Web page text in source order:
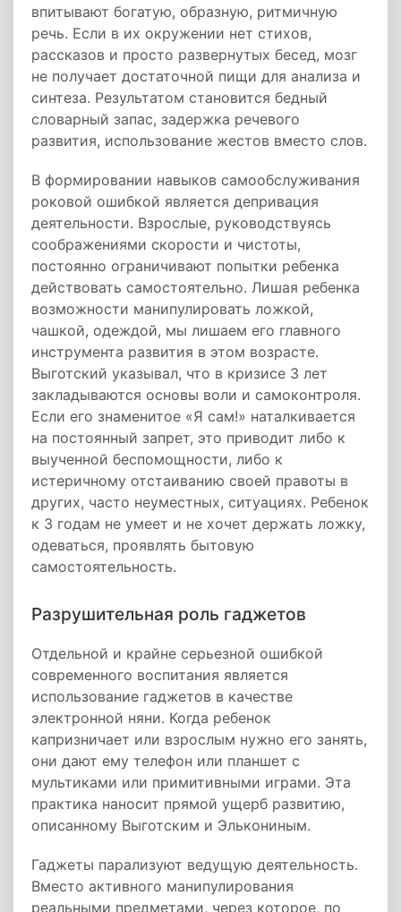
впитывают богатую, образную, ритмичную
речь. Если в их окружении нет стихов,
рассказов и просто развернутых бесед, мозг
не получает достаточной пищи для анализа и
синтеза. Результатом становится бедный
словарный запас, задержка речевого
развития, использование жестов вместо слов.
В формировании навыков самообслуживания
роковой ошибкой является депривация
деятельности. Взрослые, руководствуясь
соображениями скорости и чистоты,
постоянно ограничивают попытки ребенка
действовать самостоятельно. Лишая ребенка
возможности манипулировать ложкой,
чашкой, одеждой, мы лишаем его главного
инструмента развития в этом возрасте.
Выготский указывал, что в кризисе 3 лет
закладываются основы воли и самоконтроля.
Если его знаменитое «Я сам!» наталкивается
на постоянный запрет, это приводит либо к
выученной беспомощности, либо к
истеричному отстаиванию своей правоты в
других, часто неуместных, ситуациях. Ребенок
к 3 годам не умеет и не хочет держать ложку,
одеваться, проявлять бытовую
самостоятельность.
Разрушительная роль гаджетов
Отдельной и крайне серьезной ошибкой
современного воспитания является
использование гаджетов в качестве
электронной няни. Когда ребенок
капризничает или взрослым нужно его занять,
они дают ему телефон или планшет с
мультиками или примитивными играми. Эта
практика наносит прямой ущерб развитию,
описанному Выготским и Элькониным.
Гаджеты парализуют ведущую деятельность.
Вместо активного манипулирования
реальными предметами, через которое, по